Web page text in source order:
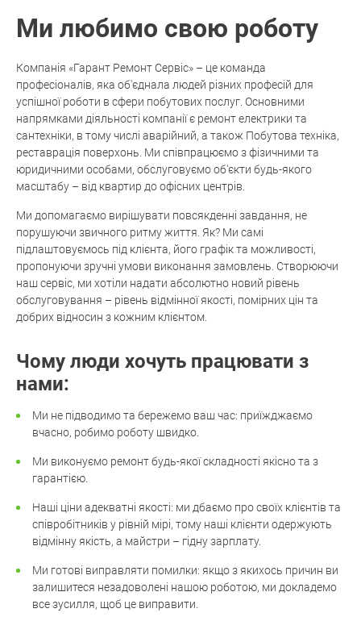
Ми любимо свою роботу
Компанія «Гарант Ремонт Сервіс» – це команда
професіоналів, яка об'єднала людей різних професій для
успішної роботи в сфери побутових послуг. Основними
напрямками діяльності компанії є ремонт електрики та
сантехніки, в тому числі аварійний, а також Побутова техніка,
реставрація поверхонь. Ми співпрацюємо з фізичними та
юридичними особами, обслуговуємо об'єкти будь-якого
масштабу – від квартир до офісних центрів.
Ми допомагаємо вирішувати повсякденні завдання, не
порушуючи звичного ритму життя. Як? Ми самі
підлаштовуємось під клієнта, його графік та можливості,
пропонуючи зручні умови виконання замовлень. Створюючи
наш сервіс, ми хотіли надати абсолютно новий рівень
обслуговування – рівень відмінної якості, помірних цін та
добрих відносин з кожним клієнтом.
Чому люди хочуть працювати з
нами:
Ми не підводимо та бережемо ваш час: приїжджаємо
вчасно, робимо роботу швидко.
Ми виконуємо ремонт будь-якої складності якісно та з
гарантією.
Наші ціни адекватні якості: ми дбаємо про своїх клієнтів та
співробітників у рівній мірі, тому наші клієнти одержують
відмінну якість, а майстри – гідну зарплату.
Ми готові виправляти помилки: якщо з якихось причин ви
залишитеся незадоволені нашою роботою, ми докладемо
все зусилля, щоб це виправити.